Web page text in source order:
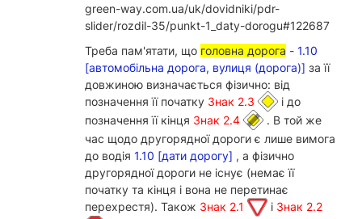
green-way.com.ua/uk/dovidniki/pdr-
slider/rozdil-35/punkt-1_daty-dorogu#122687
Треба пам'ятати, що головна дорога - 1.10
[автомобільна дорога, вулиця (дорога)] за її
довжиною визначається фізично: від
позначення її початку Знак 2.3
і до
позначення її кінця Знак 2.4
. В той же
час щодо другорядної дороги є лише вимога
до водія 1.10 [дати дорогу] , а фізично
другорядної дороги не існує (немає її
початку та кінця і вона не перетинає
перехрестя). Також Знак 2.1 і Знак 2.2